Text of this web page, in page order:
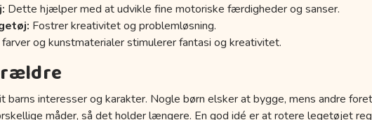
Dette hjælper med at udvikle fine motoriske færdigheder og sanser.
Fostrer kreativitet og problemløsning.
og kunstmaterialer stimulerer fantasi og kreativitet.
interesser og karakter. Nogle børn elsker at bygge, mens andre
måder, så det holder længere. En god idé er at rotere legetøjet